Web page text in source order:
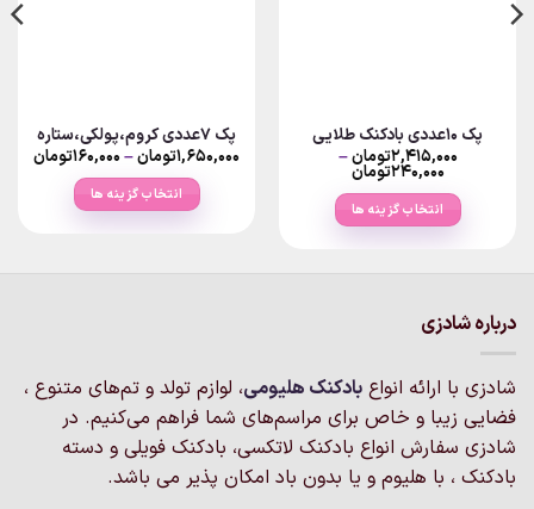
پک ۱۰عددی بادکنک طلایی
۲,۴۱۵,۰۰۰تومان–
۲۴۰,۰۰۰تومانPrice
range:
through
۲,۴۱۵,۰۰۰تومان
انتخاب گزینه ها
باشد.
گزینه
ها
ممکن
است
پک ۷عددی کروم،پولکی،ستاره
۱,۶۵۰,۰۰۰تومان–۱۶۰,۰۰۰تومان
انتخاب گزینه ها
گزینه
ها
ممکن
است
درباره شادزی
شادزی با ارائه انواع بادکنک‌ هلیومی، لوازم تولد و تم‌های متنوع ،
فضایی زیبا و خاص برای مراسم‌های شما فراهم می‌کنیم. در
شادزی سفارش انواع بادکنک لاتکسی، بادکنک فویلی و دسته
بادکنک ، با هلیوم و یا بدون باد امکان پذیر می باشد.